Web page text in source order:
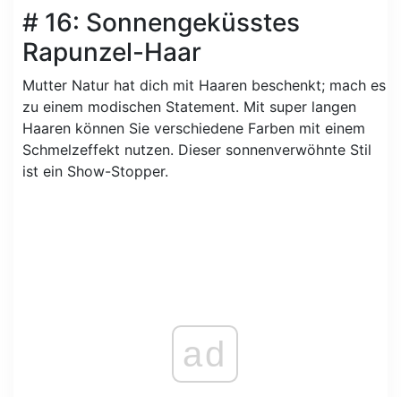
# 16: Sonnengeküsstes
Rapunzel-Haar
Mutter Natur hat dich mit Haaren beschenkt; mach es
zu einem modischen Statement. Mit super langen
Haaren können Sie verschiedene Farben mit einem
Schmelzeffekt nutzen. Dieser sonnenverwöhnte Stil
ist ein Show-Stopper.
ad